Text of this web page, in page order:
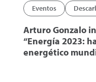
Eventos
Arturo Gonzalo
“Energía 2023:
energético